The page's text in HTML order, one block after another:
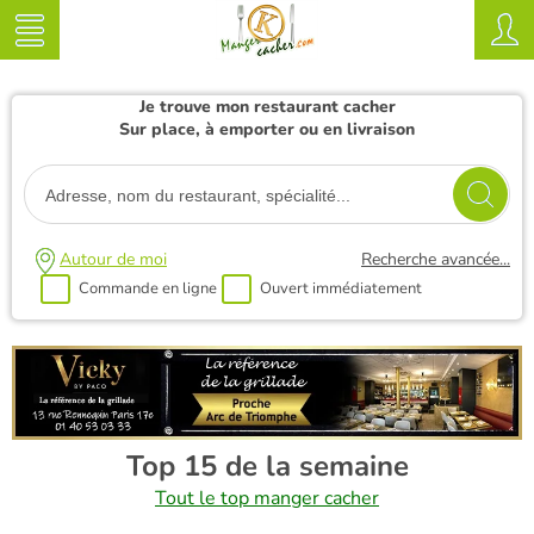
Je trouve mon restaurant cacher
Sur place, à emporter ou en livraison
Autour de moi
Commande en ligne Ouvert immédiatement
Recherche avancée...
Top 15 de la semaine
Tout le top manger cacher